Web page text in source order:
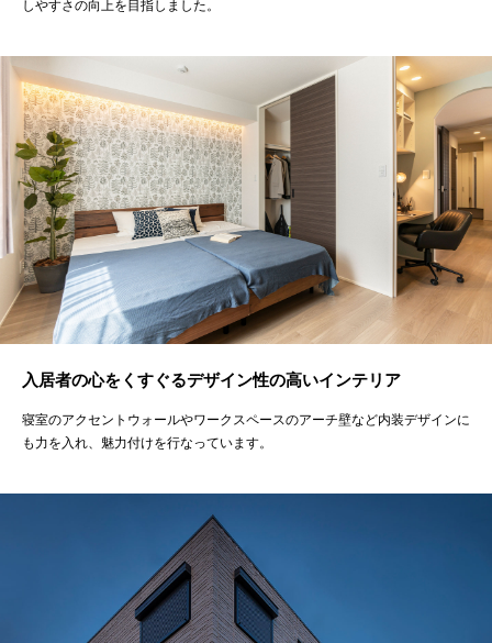
しやすさの向上を目指しました。
入居者の心をくすぐるデザイン性の高いインテリア
寝室のアクセントウォールやワークスペースのアーチ壁など内装デザインに
も力を入れ、魅力付けを行なっています。